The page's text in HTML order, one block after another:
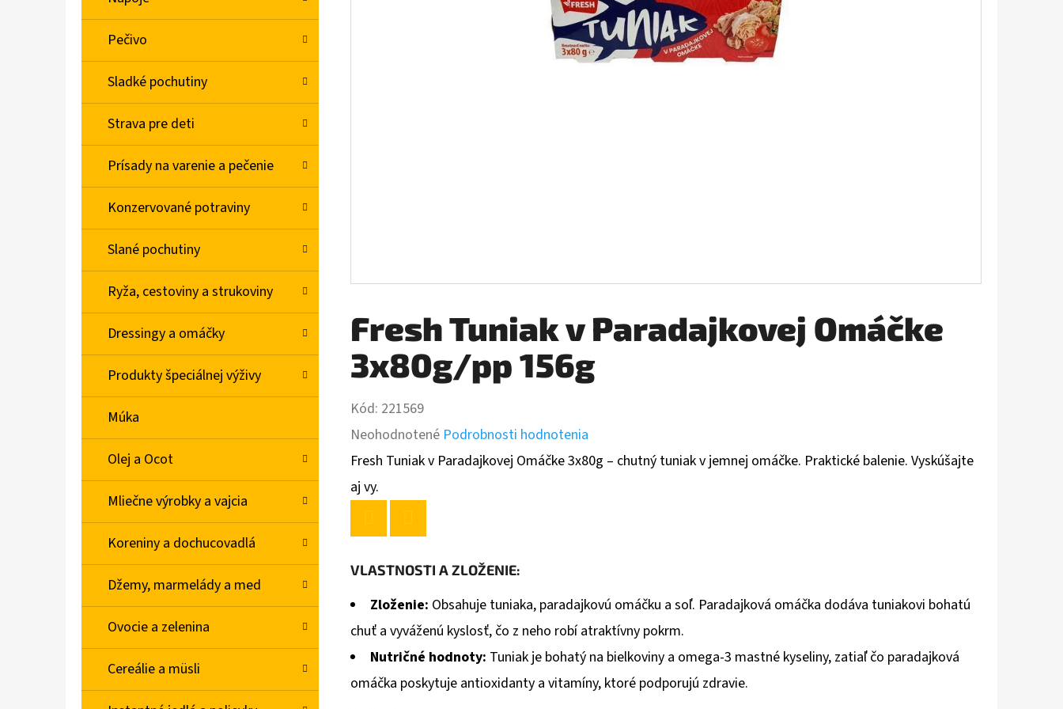
Pečivo
Sladké pochutiny
Strava pre deti
Prísady na varenie a pečenie
Konzervované potraviny
Slané pochutiny
Ryža, cestoviny a strukoviny
Dressingy a omáčky
Produkty špeciálnej výživy
Múka
Olej a Ocot
Mliečne výrobky a vajcia
Koreniny a dochucovadlá
Džemy, marmelády a med
Ovocie a zelenina
Cereálie a müsli
Fresh Tuniak v Paradajkovej Omáčke
3x80g/pp 156g
Kód: 221569
Priemerné
hodnotenie
produktu
0,0
z
Neohodnotené Podrobnosti hodnotenia
Fresh Tuniak v Paradajkovej Omáčke 3x80g – chutný tuniak v jemnej omáčke. Praktické balenie. Vyskúšajte
aj vy.
VLASTNOSTI A ZLOŽENIE:
Zloženie: Obsahuje tuniaka, paradajkovú omáčku a soľ. Paradajková omáčka dodáva tuniakovi bohatú
chuť a vyváženú kyslosť, čo z neho robí atraktívny pokrm.
Nutričné hodnoty: Tuniak je bohatý na bielkoviny a omega-3 mastné kyseliny, zatiaľ čo paradajková
omáčka poskytuje antioxidanty a vitamíny, ktoré podporujú zdravie.
€4,78
COCCOLINO SETA AVIVÁŽ 645ML